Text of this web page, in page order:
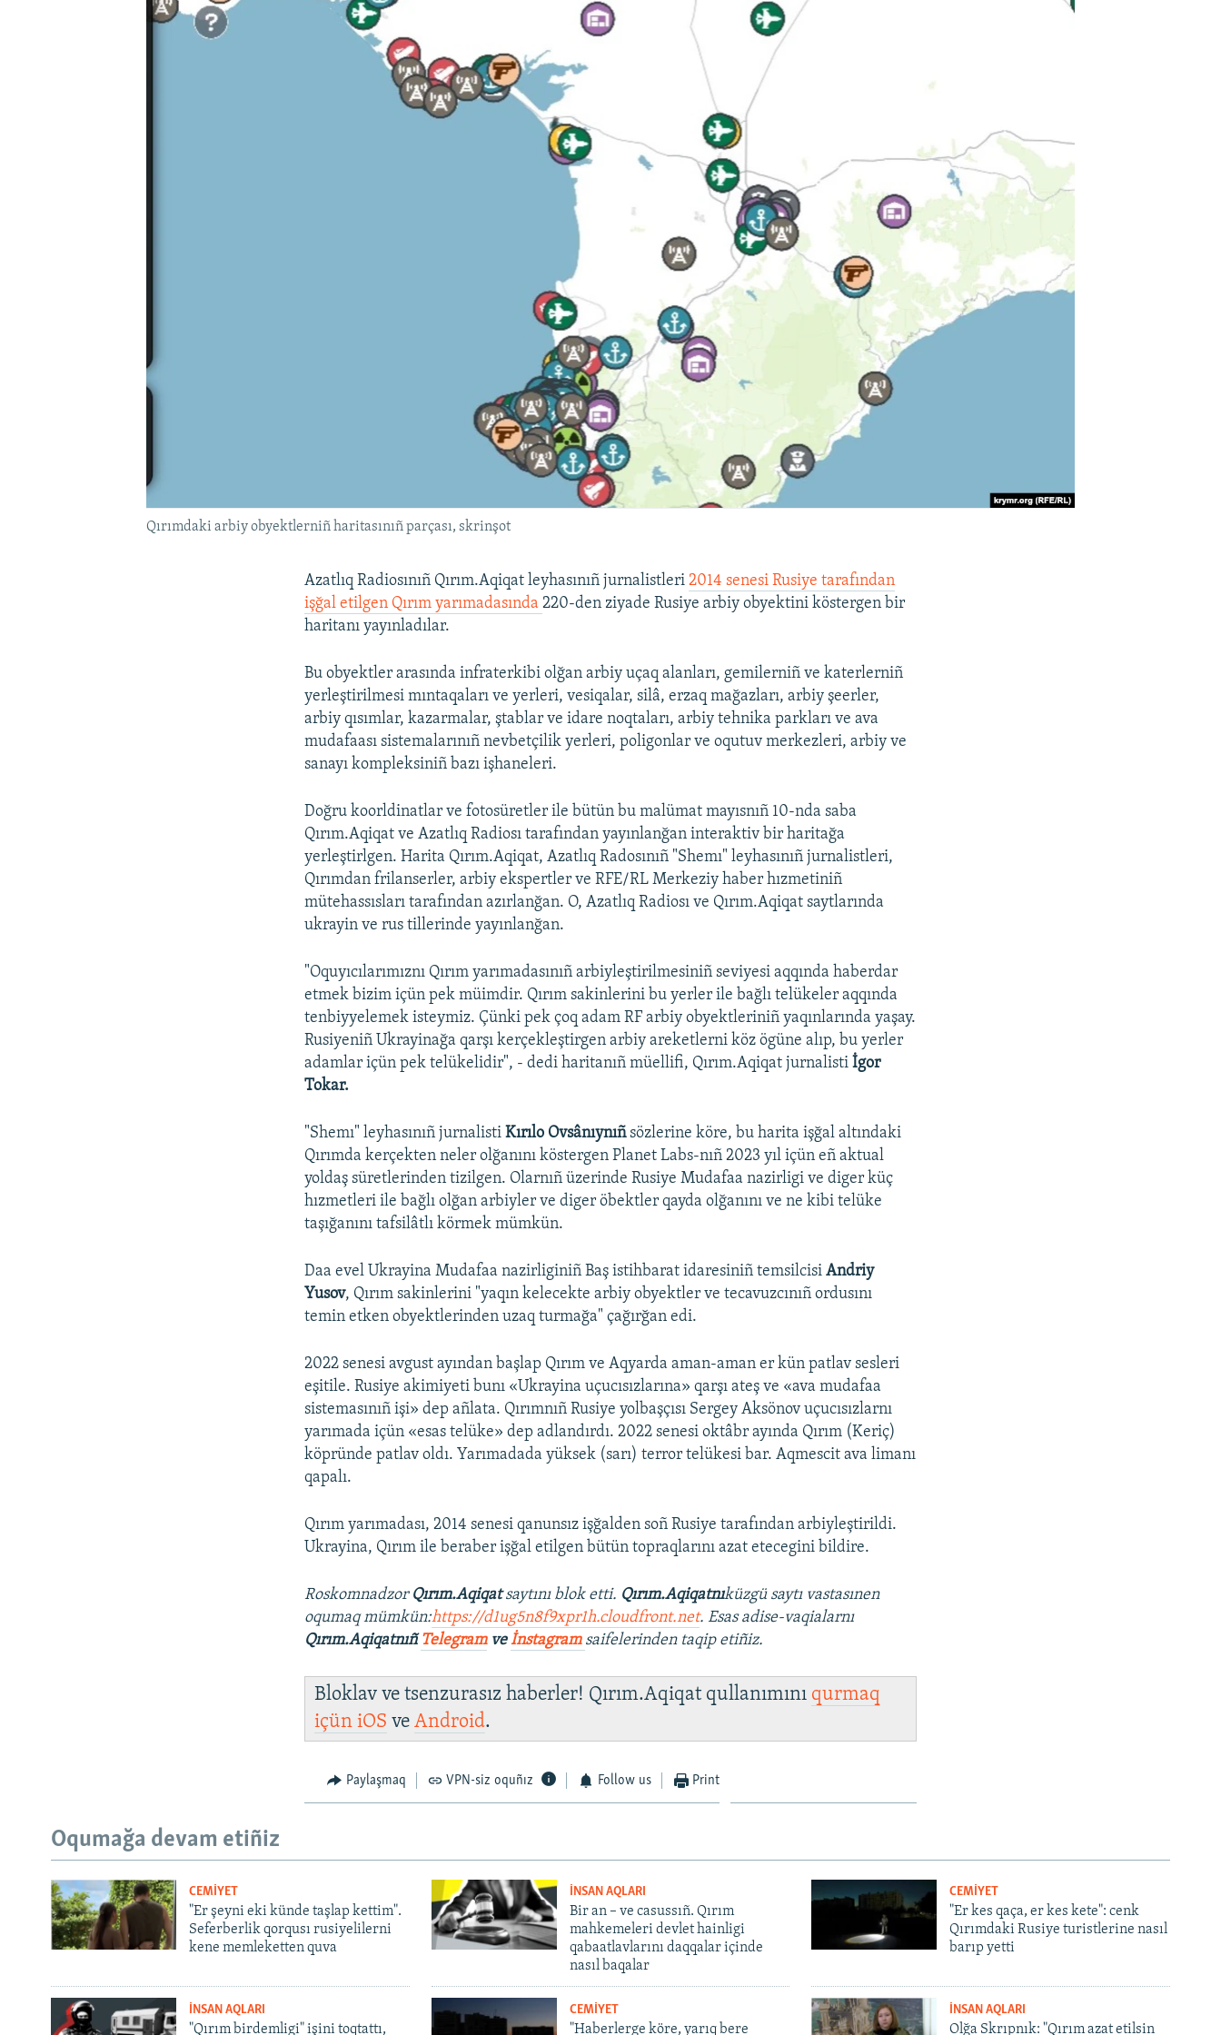
Qırımdaki arbiy obyektlerniñ haritasınıñ parçası, skrinşot
Azatlıq Radiosınıñ Qırım.Aqiqat leyhasınıñ jurnalistleri2014 senesi Rusiye tarafından
işğal etilgen Qırım yarımadasında220-den ziyade Rusiye arbiy obyektini köstergen bir
haritanı yayınladılar.
Bu obyektler arasında infraterkibi olğan arbiy uçaq alanları, gemilerniñ ve katerlerniñ
yerleştirilmesi mıntaqaları ve yerleri, vesiqalar, silâ, erzaq mağazları, arbiy şeerler,
arbiy qısımlar, kazarmalar, ştablar ve idare noqtaları, arbiy tehnika parkları ve ava
mudafaası sistemalarınıñ nevbetçilik yerleri, poligonlar ve oqutuv merkezleri, arbiy ve
sanayı kompleksiniñ bazı işhaneleri.
Doğru koorldinatlar ve fotosüretler ile bütün bu malümat mayısnıñ 10-nda saba
Qırım.Aqiqat ve Azatlıq Radiosı tarafından yayınlanğan interaktiv bir haritağa
yerleştirlgen. Harita Qırım.Aqiqat, Azatlıq Radosınıñ "Shemı" leyhasınıñ jurnalistleri,
Qırımdan frilanserler, arbiy ekspertler ve RFE/RL Merkeziy haber hızmetiniñ
mütehassısları tarafından azırlanğan. O, Azatlıq Radiosı ve Qırım.Aqiqat saytlarında
ukrayin ve rus tillerinde yayınlanğan.
"Oquyıcılarımıznı Qırım yarımadasınıñ arbiyleştirilmesiniñ seviyesi aqqında haberdar
etmek bizim içün pek müimdir. Qırım sakinlerini bu yerler ile bağlı telükeler aqqında
tenbiyyelemek isteymiz. Çünki pek çoq adam RF arbiy obyektleriniñ yaqınlarında yaşay.
Rusiyeniñ Ukrayinağa qarşı kerçekleştirgen arbiy areketlerni köz ögüne alıp, bu yerler
adamlar içün pek telükelidir", - dedi haritanıñ müellifi, Qırım.Aqiqat jurnalistiİgor
Tokar.
"Shemı" leyhasınıñ jurnalistiKırılo Ovsânıynıñsözlerine köre, bu harita işğal altındaki
Qırımda kerçekten neler olğanını köstergen Planet Labs-nıñ 2023 yıl içün eñ aktual
yoldaş süretlerinden tizilgen. Olarnıñ üzerinde Rusiye Mudafaa nazirligi ve diger küç
hızmetleri ile bağlı olğan arbiyler ve diger öbektler qayda olğanını ve ne kibi telüke
taşığanını tafsilâtlı körmek mümkün.
Daa evel Ukrayina Mudafaa nazirliginiñ Baş istihbarat idaresiniñ temsilcisiAndriy
Yusov, Qırım sakinlerini "yaqın kelecekte arbiy obyektler ve tecavuzcınıñ ordusını
temin etken obyektlerinden uzaq turmağa" çağırğan edi.
2022 senesi avgust ayından başlap Qırım ve Aqyarda aman-aman er kün patlav sesleri
eşitile. Rusiye akimiyeti bunı «Ukrayina uçucısızlarına» qarşı ateş ve «ava mudafaa
sistemasınıñ işi» dep añlata. Qırımnıñ Rusiye yolbaşçısı Sergey Aksönov uçucısızlarnı
yarımada içün «esas telüke» dep adlandırdı. 2022 senesi oktâbr ayında Qırım (Keriç)
köpründe patlav oldı. Yarımadada yüksek (sarı) terror telükesi bar. Aqmescit ava limanı
qapalı.
Qırım yarımadası, 2014 senesi qanunsız işğalden soñ Rusiye tarafından arbiyleştirildi.
Ukrayina, Qırım ile beraber işğal etilgen bütün topraqlarını azat etecegini bildire.
Roskomnadzor Qırım.Aqiqatsaytını blok etti. Qırım.Aqiqatnıküzgü saytı vastasınen
oqumaq mümkün:https://d1ug5n8f9xpr1h.cloudfront.net. Esas adise-vaqialarnı
Qırım.AqiqatnıñTelegramveİnstagram saifelerinden taqip etiñiz.
Bloklav ve tsenzurasız haberler! Qırım.Aqiqat qullanımını qurmaq
içüniOS veAndroid.
Paylaşmaq VPN-siz oquñız Follow us Print
Oqumağa devam etiñiz
CEMİYET
"Er şeyni eki künde taşlap kettim".
Seferberlik qorqusı rusiyelilerni
kene memleketten quva
İNSAN AQLARI
Bir an – ve casussıñ. Qırım
mahkemeleri devlet hainligi
qabaatlavlarını daqqalar içinde
nasıl baqalar
CEMİYET
"Er kes qaça, er kes kete": cenk
Qırımdaki Rusiye turistlerine nasıl
barıp yetti
İNSAN AQLARI
"Qırım birdemligi" işini toqtattı,
CEMİYET
"Haberlerge köre, yarıq bere
İNSAN AQLARI
Olğa Skrıpnık: "Qırım azat etilsin